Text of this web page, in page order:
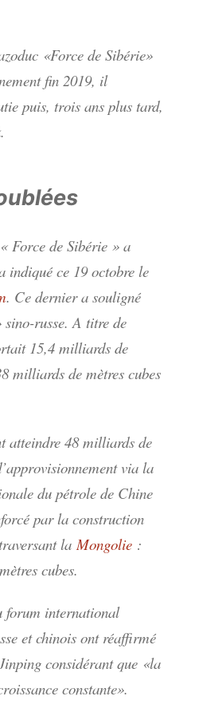
«Force de Sibérie»
fin 2019, il
puis, trois ans plus tard,
Force de Sibérie » a
indiqué ce 19 octobre le
. Ce dernier a souligné
sino-russe. A titre de
15,4 milliards de
milliards de mètres cubes
atteindre 48 milliards de
via la
du pétrole de Chine
par la construction
la Mongolie :
cubes.
forum international
et chinois ont réaffirmé
considérant que «la
constante».